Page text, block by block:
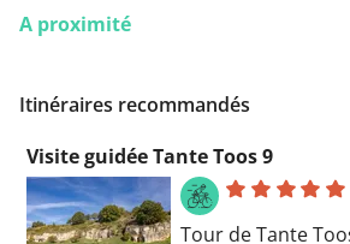
A proximité
Itinéraires recommandés
Visite guidée Tante Toos 9
Tour de Tante